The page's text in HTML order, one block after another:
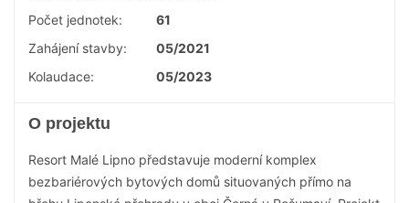
Počet jednotek:
61
Zahájení stavby:
05/2021
Kolaudace:
05/2023
O projektu
Resort Malé Lipno představuje moderní komplex
bezbariérových bytových domů situovaných přímo na